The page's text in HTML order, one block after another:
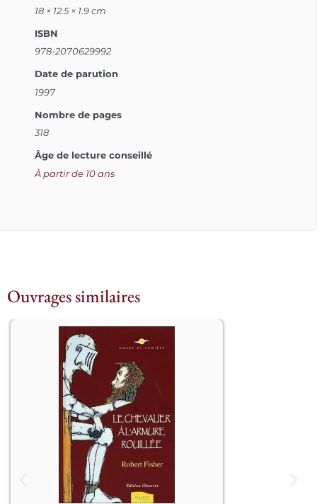
18 × 12.5 × 1.9 cm
ISBN
978-2070629992
Date de parution
1997
Nombre de pages
318
Âge de lecture conseillé
À partir de 10 ans
Ouvrages similaires
Edition illustrée
Il y a fort longtemps, un vaillant
chevalier combattait les méchants,
tuait des dragons et sauvait les
demoiselles en détresse. Il se croyait
bon, gentil et plein d’amour. Il était
très fier de sa magnifique armure qui
brillait de mille feux, et ne la quittait
jamais, même pour dormir.